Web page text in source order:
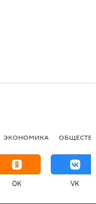
ЭКОНОМИКА
OK VK